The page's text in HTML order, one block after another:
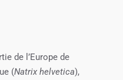
de l’Europe de
(Natrix helvetica),